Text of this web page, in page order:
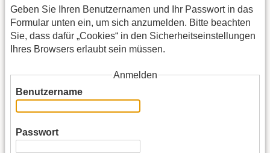
Geben Sie Ihren Benutzernamen und Ihr Passwort in das
Formular unten ein, um sich anzumelden. Bitte beachten
Sie, dass dafür „Cookies“ in den Sicherheitseinstellungen
Ihres Browsers erlaubt sein müssen.
Anmelden
Benutzername
Passwort